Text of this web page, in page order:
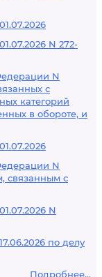
N 272-
N
с
категорий
в обороте, и
N
связанным с
N
по делу
Подробнее...